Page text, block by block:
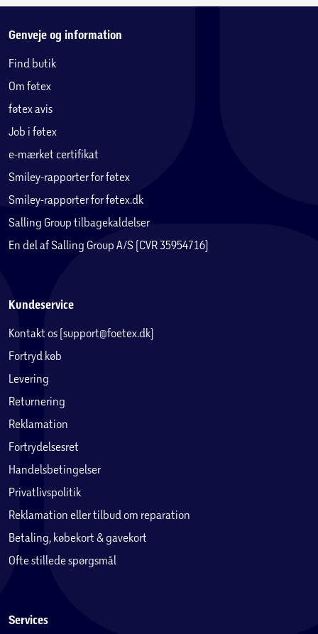
Genveje og information
Find butik
Om føtex
føtex avis
Job i føtex
e-mærket certifikat
Smiley-rapporter for føtex
Smiley-rapporter for føtex.dk
Salling Group tilbagekaldelser
En del af Salling Group A/S (CVR 35954716)
Kundeservice
Kontakt os (support@foetex.dk)
Fortryd køb
Levering
Returnering
Reklamation
Fortrydelsesret
Handelsbetingelser
Privatlivspolitik
Reklamation eller tilbud om reparation
Betaling, købekort & gavekort
Ofte stillede spørgsmål
Services